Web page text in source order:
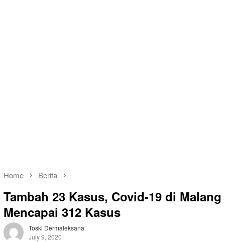
Home Berita
Tambah 23 Kasus, Covid-19 di Malang
Mencapai 312 Kasus
Toski Dermaleksana
July 9, 2020